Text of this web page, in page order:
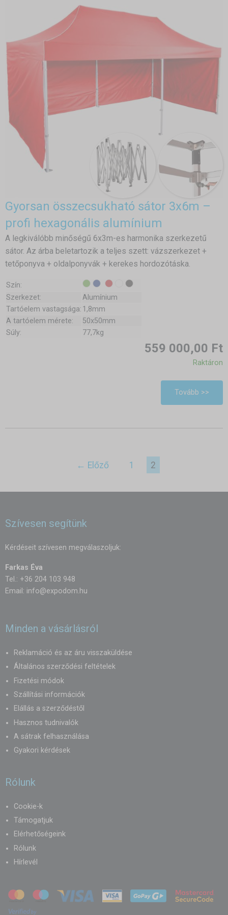
Gyorsan összecsukható sátor 3x6m –
profi hexagonális alumínium
A legkiválóbb minőségű 6x3m-es harmonika szerkezetű
sátor. Az árba beletartozik a teljes szett: vázszerkezet +
tetőponyva + oldalponyvák + kerekes hordozótáska.
Szín:
Szerkezet:
Alumínium
Tartóelem vastagsága: 1,8mm
A tartóelem mérete:
50x50mm
Súly:
77,7kg
559 000,00 Ft
Raktáron
Tovább >>
← Előző 1 2
Szívesen segítünk
Kérdéseit szívesen megválaszoljuk:
Farkas Éva
Tel.: +36 204 103 948
Email: info@expodom.hu
Minden a vásárlásról
Reklamáció és az áru visszaküldése
Általános szerződési feltételek
Fizetési módok
Szállítási információk
Elállás a szerződéstől
Hasznos tudnivalók
A sátrak felhasználása
Gyakori kérdések
Rólunk
Cookie-k
Támogatjuk
Elérhetőségeink
Rólunk
Hírlevél